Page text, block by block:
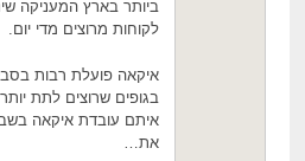
ביותר בארץ המעניקה
לקוחות מרוצים מדי יום.
איקאה פועלת רבות
בגופים שרוצים לתת
איתם עובדת איקאה
את…